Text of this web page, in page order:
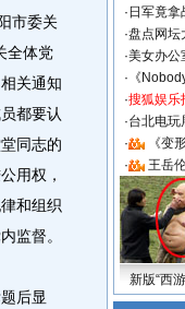
市委关
全体党
关通知
都要认
同志的
用权，
和组织
监督。
后显
· 日军竟拿
·盘点网坛
·美女办公
· 《
·搜狐娱乐
·台北电玩
·
《变
·
王岳
新版“西